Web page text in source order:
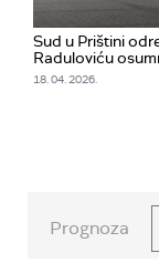
Sud u Prištini
Raduloviću
18. 04. 2026.
Prognoza